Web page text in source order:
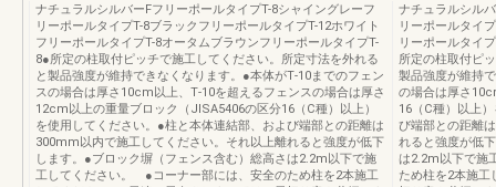
ナチュラルシルバーFフリーポールタイプT-8シャイングレーフ
リーポールタイプT-8ブラックフリーポールタイプT-12ホワイト
フリーポールタイプT-8オータムブラウンフリーポールタイプT-
8●所定の柱取付ピッチで施工してください。所定寸法を外れる
と製品強度が維持できなくなります。●本体がT‐10までのフェン
スの場合は厚さ10cm以上、T‐10を超えるフェンスの場合は厚さ
12cm以上の重量ブロック（JISA5406の区分16（C種）以上）
を使用してください。●柱と本体連結部、および端部との距離は
300mm以内で施工してください。それ以上離れると強度が低下
します。●ブロック塀（フェンス含む）総高さは2.2m以下で施
工してください。 ●コーナー部には、安全のため柱を2本施工
ナチュラルシル
リーポールタイ
リーポールタイ
所定の柱取付ピ
製品強度が維持
の場合は厚さ
16（C種）以上
び端部との距離
れると強度が低
は2.2m以下で施
ため柱を2本施工